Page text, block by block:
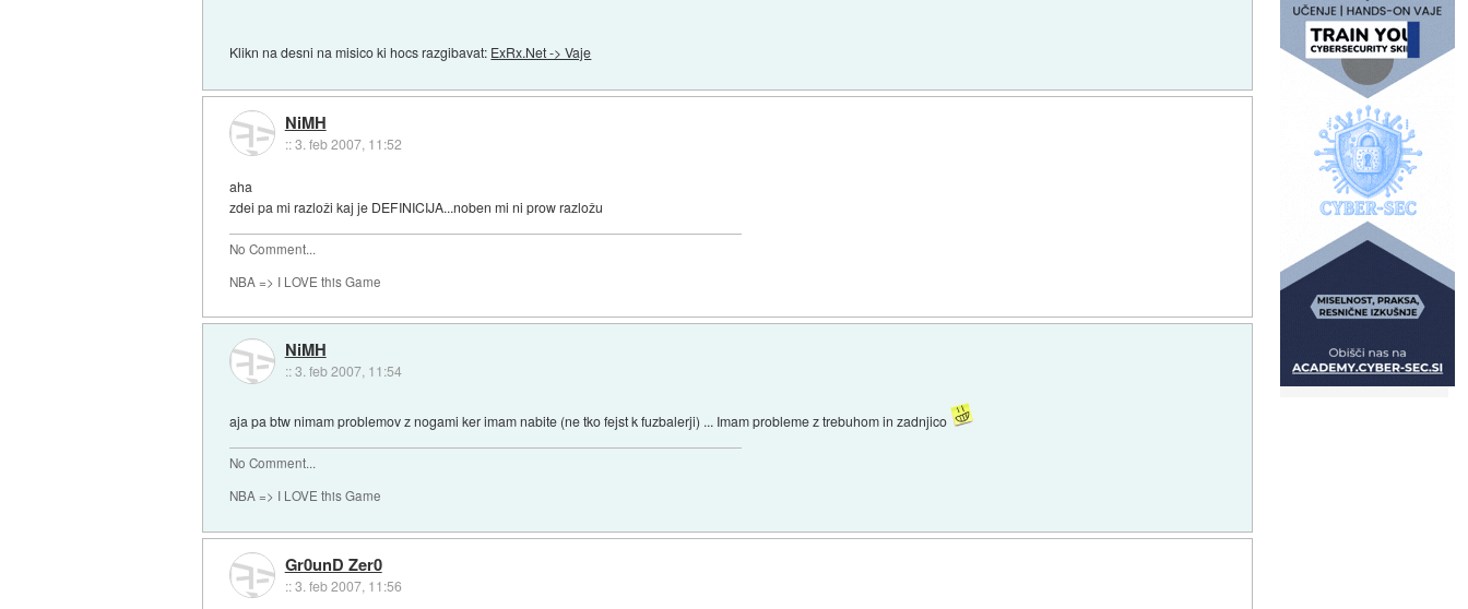
Klikn na desni na misico ki hocs razgibavat: ExRx.Net -> Vaje
NiMH
::3. feb 2007, 11:52
aha
zdei pa mi razloži kaj je DEFINICIJA...noben mi ni prow razložu
No Comment...
NBA => I LOVE this Game
NiMH
::3. feb 2007, 11:54
aja pa btw nimam problemov z nogami ker imam nabite (ne tko fejst k fuzbalerji) ... Imam probleme z trebuhom in zadnjico
No Comment...
NBA => I LOVE this Game
Gr0unD Zer0
::3. feb 2007, 11:56